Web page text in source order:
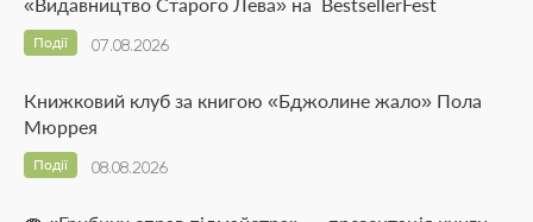
07.08.2026
Події
Книжковий клуб за книгою «Бджолине жало» Пола
Мюррея
08.08.2026
Події